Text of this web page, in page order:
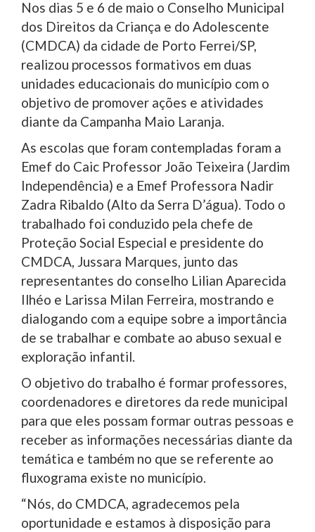
Nos dias 5 e 6 de maio o Conselho Municipal
dos Direitos da Criança e do Adolescente
(CMDCA) da cidade de Porto Ferrei/SP,
realizou processos formativos em duas
unidades educacionais do município com o
objetivo de promover ações e atividades
diante da Campanha Maio Laranja.
As escolas que foram contempladas foram a
Emef do Caic Professor João Teixeira (Jardim
Independência) e a Emef Professora Nadir
Zadra Ribaldo (Alto da Serra D’água). Todo o
trabalhado foi conduzido pela chefe de
Proteção Social Especial e presidente do
CMDCA, Jussara Marques, junto das
representantes do conselho Lilian Aparecida
Ilhéo e Larissa Milan Ferreira, mostrando e
dialogando com a equipe sobre a importância
de se trabalhar e combate ao abuso sexual e
exploração infantil.
O objetivo do trabalho é formar professores,
coordenadores e diretores da rede municipal
para que eles possam formar outras pessoas e
receber as informações necessárias diante da
temática e também no que se referente ao
fluxograma existe no município.
“Nós, do CMDCA, agradecemos pela
oportunidade e estamos à disposição para